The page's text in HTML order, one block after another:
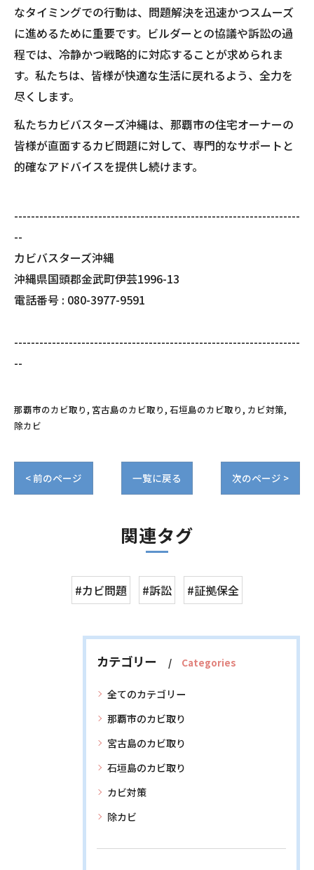
なタイミングでの行動は、問題解決を迅速かつスムーズ
に進めるために重要です。ビルダーとの協議や訴訟の過
程では、冷静かつ戦略的に対応することが求められま
す。私たちは、皆様が快適な生活に戻れるよう、全力を
尽くします。
私たちカビバスターズ沖縄は、那覇市の住宅オーナーの
皆様が直面するカビ問題に対して、専門的なサポートと
的確なアドバイスを提供し続けます。
--------------------------------------------------------------------
--
カビバスターズ沖縄
沖縄県国頭郡金武町伊芸1996-13
電話番号 : 080-3977-9591
--------------------------------------------------------------------
--
那覇市のカビ取り 宮古島のカビ取り 石垣島のカビ取り カビ対策
除カビ
< 前のページ 一覧に戻る 次のページ >
関連タグ
#カビ問題 #訴訟 #証拠保全
カテゴリー Categories
全てのカテゴリー
那覇市のカビ取り
宮古島のカビ取り
石垣島のカビ取り
カビ対策
除カビ